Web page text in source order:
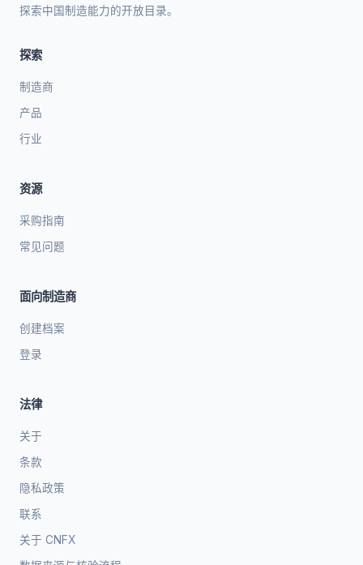
探索中国制造能力的开放目录。
探索
制造商
产品
行业
资源
采购指南
常见问题
面向制造商
创建档案
登录
法律
关于
条款
隐私政策
联系
关于 CNFX